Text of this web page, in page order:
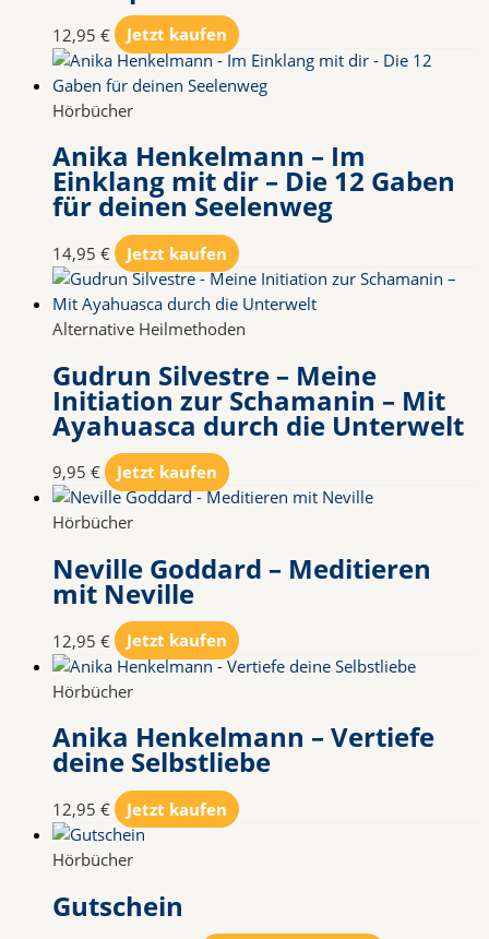
12,95 € Jetzt kaufen
Hörbücher
Anika Henkelmann – Im
Einklang mit dir – Die 12 Gaben
für deinen Seelenweg
14,95 € Jetzt kaufen
Alternative Heilmethoden
Gudrun Silvestre – Meine
Initiation zur Schamanin – Mit
Ayahuasca durch die Unterwelt
9,95 € Jetzt kaufen
Hörbücher
Neville Goddard – Meditieren
mit Neville
12,95 € Jetzt kaufen
Hörbücher
Anika Henkelmann – Vertiefe
deine Selbstliebe
12,95 € Jetzt kaufen
Hörbücher
Gutschein